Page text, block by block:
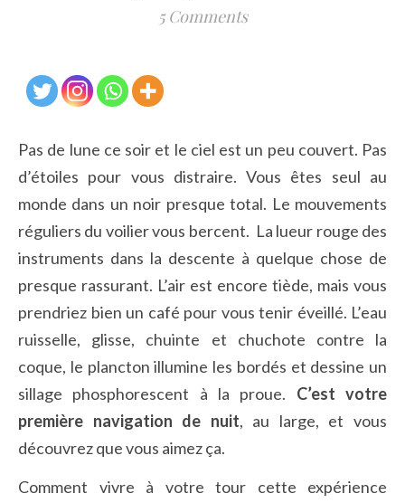
5 Comments
Pas de lune ce soir et le ciel est un peu couvert. Pas
d’étoiles pour vous distraire. Vous êtes seul au
monde dans un noir presque total. Le mouvements
réguliers du voilier vous bercent. La lueur rouge des
instruments dans la descente à quelque chose de
presque rassurant. L’air est encore tiède, mais vous
prendriez bien un café pour vous tenir éveillé. L’eau
ruisselle, glisse, chuinte et chuchote contre la
coque, le plancton illumine les bordés et dessine un
sillage phosphorescent à la proue. C’est votre
première navigation de nuit, au large, et vous
découvrez que vous aimez ça.
Comment vivre à votre tour cette expérience